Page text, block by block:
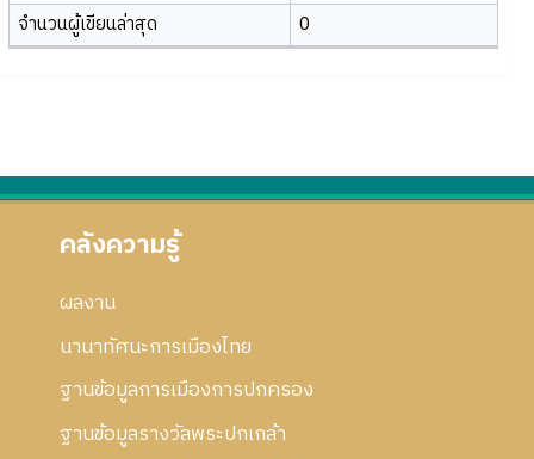
จำนวนผู้เขียนล่าสุด 0
คลังความรู้
ผลงาน
นานาทัศนะการเมืองไทย
ฐานข้อมูลการเมืองการปกครอง
ฐานข้อมูลรางวัลพระปกเกล้า